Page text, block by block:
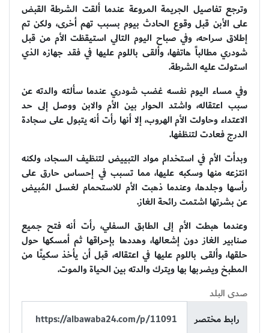
وترجع تفاصيل الجريمة المروعة عندما ألقت الشرطة القبض
على الأبن قبل وقوع الحادث بيوم بسبب تهم أخرى، ولكن تم
إطلاق سراحه، وفي صباح اليوم التالي استيقظت الأم من قبل
شودري مطالباً هاتفها، وألقى باللوم عليها في فقد جهازه الذي
استولت عليه الشرطة.
وفي مساء اليوم نفسه غضب شودري عندما سألته والدته عن
سبب اعتقاله، واشتد الحوار بين الأم والابن ووصل إلى حد
الاعتداء وحاولت الأم الهروب، إلا أنها رأت أنه يتبول على سجادة
الدرج فعادت لتنظفها.
وبدأت الأم في استخدام مواد التبييض لتنظيف السجاد، ولكنه
انتزعه منها وسكبه عليها، مما تسبب في إحساس حارق على
رأسها وجلدها، وعندما ذهبت الأم للاستحمام لغسل المُبيض
عن بشرتها اشتمت رائحة الغاز.
وعندما هبطت الأم إلى الطابق السفلي، رأت أنه فتح جميع
صنابير الغاز دون إشعالها، وهددها بإحراقها ثم أمسكها حول
حلقها، وألقى باللوم عليها في اعتقاله، قبل أن يأخذ سكينًا من
المطبخ ويضربها بها ويترك والدته بين الحياة والموت.
صدى البلد
رابط مختصر